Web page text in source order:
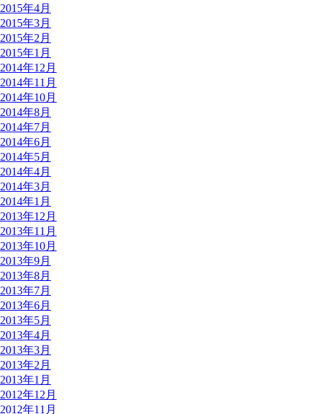
2015年4月
2015年3月
2015年2月
2015年1月
2014年12月
2014年11月
2014年10月
2014年8月
2014年7月
2014年6月
2014年5月
2014年4月
2014年3月
2014年1月
2013年12月
2013年11月
2013年10月
2013年9月
2013年8月
2013年7月
2013年6月
2013年5月
2013年4月
2013年3月
2013年2月
2013年1月
2012年12月
2012年11月